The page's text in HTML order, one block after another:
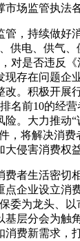
场监管执法
管，持续做好
供电、供气
对是否违反
现存在问题企
改。积极开展
名前10的经
险。大力推动
，将解决消
侵害消费权
费者生活密切
点企业设立消
委为龙头、
基层分会为触
消费新需求，